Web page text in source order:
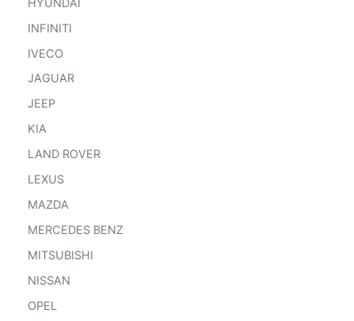
HYUNDAI
INFINITI
IVECO
JAGUAR
JEEP
KIA
LAND ROVER
LEXUS
MAZDA
MERCEDES BENZ
MITSUBISHI
NISSAN
OPEL